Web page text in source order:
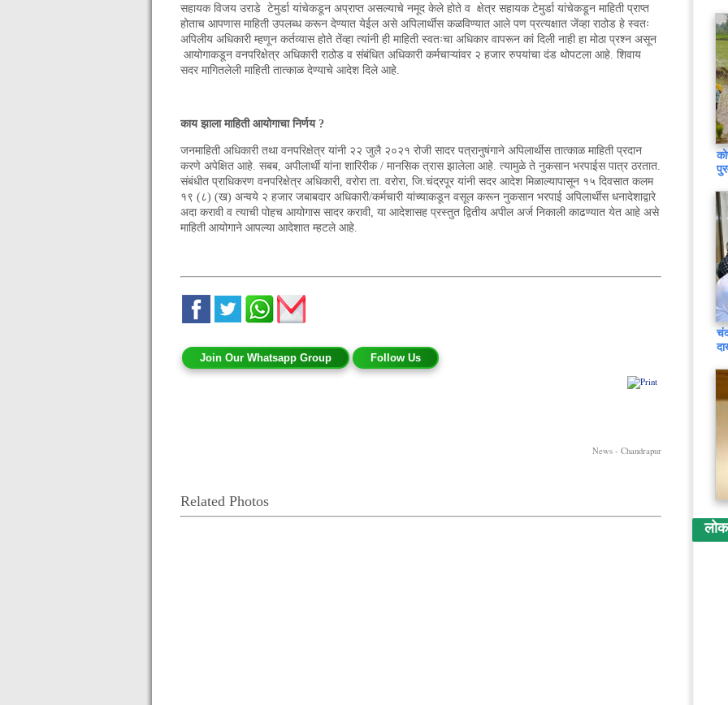
सहायक विजय उराडे टेमुर्डा यांचेकडून अप्राप्त असल्याचे नमूद केले होते व क्षेत्र सहायक टेमुर्डा यांचेकडून माहिती प्राप्त
होताच आपणास माहिती उपलब्ध करून देण्यात येईल असे अपिलार्थीस कळविण्यात आले पण प्रत्यक्षात जेंव्हा राठोड हे स्वतः
अपिलीय अधिकारी म्हणून कर्तव्यास होते तेंव्हा त्यांनी ही माहिती स्वतःचा अधिकार वापरून कां दिली नाही हा मोठा प्रश्न असून
आयोगाकडून वनपरिक्षेत्र अधिकारी राठोड व संबंधित अधिकारी कर्मचाऱ्यांवर २ हजार रुपयांचा दंड थोपटला आहे. शिवाय
सदर मागितलेली माहिती तात्काळ देण्याचे आदेश दिले आहे.
काय झाला माहिती आयोगाचा निर्णय ?
जनमाहिती अधिकारी तथा वनपरिक्षेत्र यांनी २२ जुलै २०२१ रोजी सादर पत्रानुषंगाने अपिलार्थीस तात्काळ माहिती प्रदान
करणे अपेक्षित आहे. सबब, अपीलार्थी यांना शारिरीक / मानसिक त्रास झालेला आहे. त्यामुळे ते नुकसान भरपाईस पात्र ठरतात.
संबंधीत प्राधिकरण वनपरिक्षेत्र अधिकारी, वरोरा ता. वरोरा, जि.चंद्रपूर यांनी सदर आदेश मिळाल्यापासून १५ दिवसात कलम
१९ (८) (ख) अन्वये २ हजार जबाबदार अधिकारी/कर्मचारी यांच्याकडून वसूल करून नुकसान भरपाई अपिलार्थीस धनादेशाद्वारे
अदा करावी व त्याची पोहच आयोगास सादर करावी, या आदेशासह प्रस्तुत द्वितीय अपील अर्ज निकाली काढण्यात येत आहे असे
माहिती आयोगाने आपल्या आदेशात म्हटले आहे.
Join Our Whatsapp Group Follow Us
News - Chandrapur
Related Photos